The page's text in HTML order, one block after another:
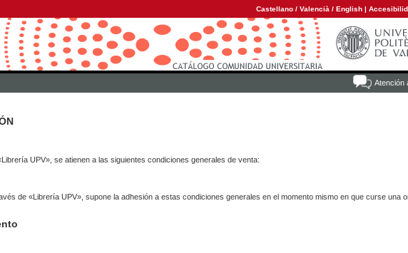
Castellano / Valencià / English |
Atención
UPV», se atienen a las siguientes condiciones generales de venta:
de «Librería UPV», supone la adhesión a estas condiciones generales en el momento mismo en que curse una